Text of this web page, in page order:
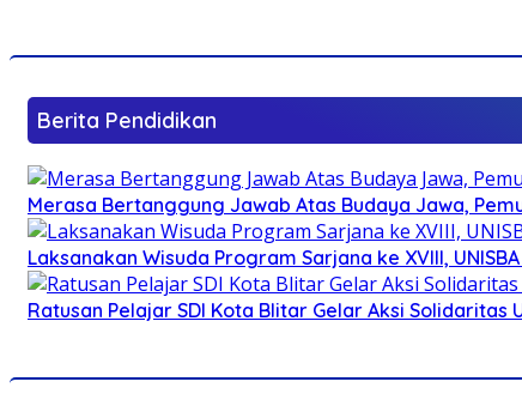
Berita Pendidikan
Merasa Bertanggung Jawab Atas Budaya Jawa,
Laksanakan Wisuda Program Sarjana ke XVIII,
Ratusan Pelajar SDI Kota Blitar Gelar Aksi Solidaritas